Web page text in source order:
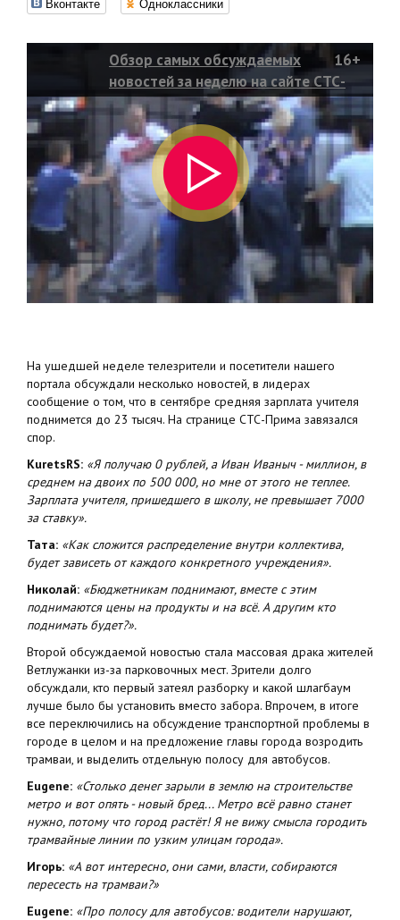
Обзор самых обсуждаемых
новостей за неделю на сайте СТС-
Прима
16+
На ушедшей неделе телезрители и посетители нашего
портала обсуждали несколько новостей, в лидерах
сообщение о том, что в сентябре средняя зарплата учителя
поднимется до 23 тысяч. На странице СТС-Прима завязался
спор.
KuretsRS: «Я получаю 0 рублей, а Иван Иваныч - миллион, в
среднем на двоих по 500 000, но мне от этого не теплее.
Зарплата учителя, пришедшего в школу, не превышает 7000
за ставку».
Тата: «Как сложится распределение внутри коллектива,
будет зависеть от каждого конкретного учреждения».
Николай: «Бюджетникам поднимают, вместе с этим
поднимаются цены на продукты и на всё. А другим кто
поднимать будет?».
Второй обсуждаемой новостью стала массовая драка жителей
Ветлужанки из-за парковочных мест. Зрители долго
обсуждали, кто первый затеял разборку и какой шлагбаум
лучше было бы установить вместо забора. Впрочем, в итоге
все переключились на обсуждение транспортной проблемы в
городе в целом и на предложение главы города возродить
трамваи, и выделить отдельную полосу для автобусов.
Eugene: «Столько денег зарыли в землю на строительстве
метро и вот опять - новый бред... Метро всё равно станет
нужно, потому что город растёт! Я не вижу смысла городить
трамвайные линии по узким улицам города».
Игорь: «А вот интересно, они сами, власти, собираются
пересесть на трамваи?»
Eugene: «Про полосу для автобусов: водители нарушают,